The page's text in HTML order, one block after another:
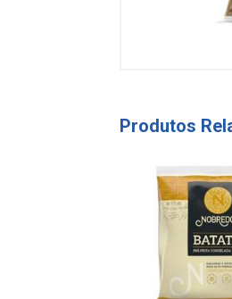
Produtos